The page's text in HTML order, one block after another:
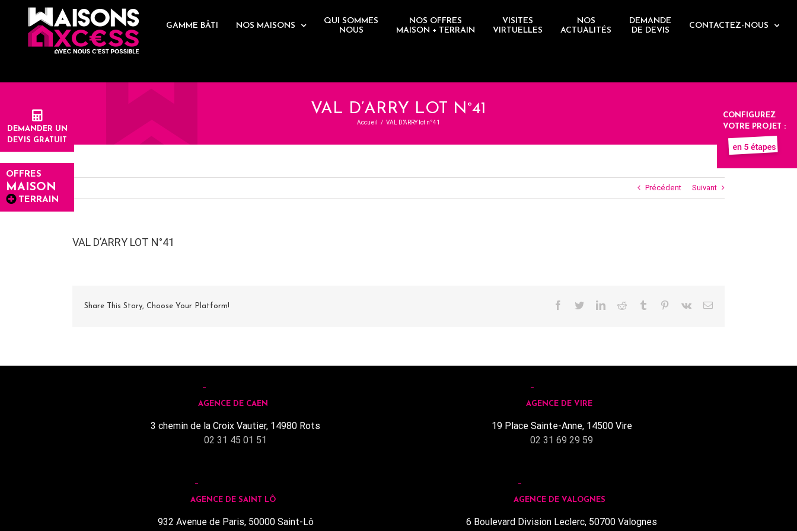
GAMME BÂTI NOS MAISONS
QUI SOMMES
NOUS
NOS OFFRES
MAISON + TERRAIN
VISITES
VIRTUELLES
NOS
ACTUALITÉS
DEMANDE
DE DEVIS
CONTACTEZ-NOUS
DEMANDER UN
DEVIS GRATUIT
OFFRES
MAISON
TERRAIN
CONFIGUREZ
VOTRE PROJET :
VAL D’ARRY LOT N°41
Accueil / VAL D’ARRY lot n°41
Précédent Suivant
VAL D’ARRY LOT N°41
Share This Story, Choose Your Platform! Facebook
TwitterLinkedInReddit Tumblr Pinterest
Vk Email
AGENCE DE CAEN
3 chemin de la Croix Vautier, 14980 Rots
02 31 45 01 51
AGENCE DE VIRE
19 Place Sainte-Anne, 14500 Vire
02 31 69 29 59
AGENCE DE SAINT LÔ
932 Avenue de Paris, 50000 Saint-Lô
AGENCE DE VALOGNES
6 Boulevard Division Leclerc, 50700 Valognes
Panneau de gestion des cookies